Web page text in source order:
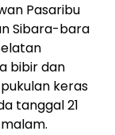
Pasaribu
Sibara-bara
bibir dan
keras
tanggal 21